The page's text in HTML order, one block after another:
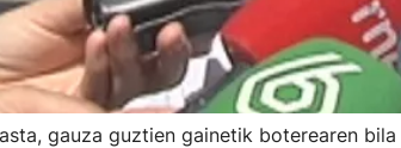
gauza guztien gainetik boterearen